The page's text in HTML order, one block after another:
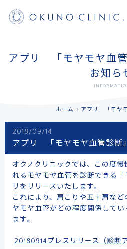
ホーム
はじめての方へ
ドクター紹介
DOCTOR
採用
RECRUIT
アクセス
ACCESS
アプリ 「モヤモヤ血
お知ら
ホーム アプリ 「モヤ
2018/09/14
アプリ 「モヤモヤ血管診断
オクノクリニックでは、この度慢
れるモヤモヤ血管を診断できる
リをリリースいたします。
これにより、肩こりや五十肩な
ヤモヤ血管がどの程度関係して
ます。
20180914プレスリリース（診断